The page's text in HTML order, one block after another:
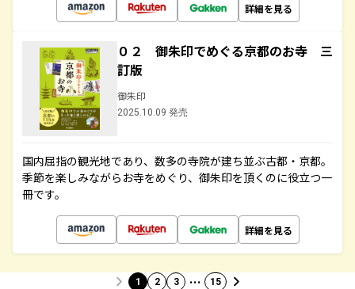
詳細を見る
０２ 御朱印でめぐる京都のお寺 三
訂版
御朱印
2025.10.09 発売
国内屈指の観光地であり、数多の寺院が建ち並ぶ古都・京都。
季節を楽しみながらお寺をめぐり、御朱印を頂くのに役立つ一
冊です。
詳細を見る
1 2 3 … 15